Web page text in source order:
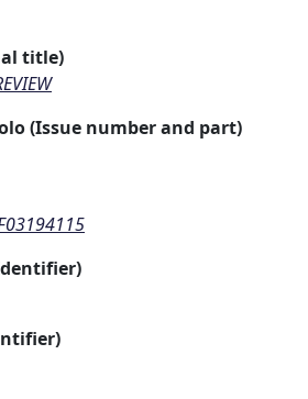
title)
(Issue number and part)